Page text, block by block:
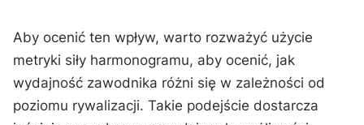
Aby ocenić ten wpływ, warto rozważyć użycie
metryki siły harmonogramu, aby ocenić, jak
wydajność zawodnika różni się w zależności od
poziomu rywalizacji. Takie podejście dostarcza